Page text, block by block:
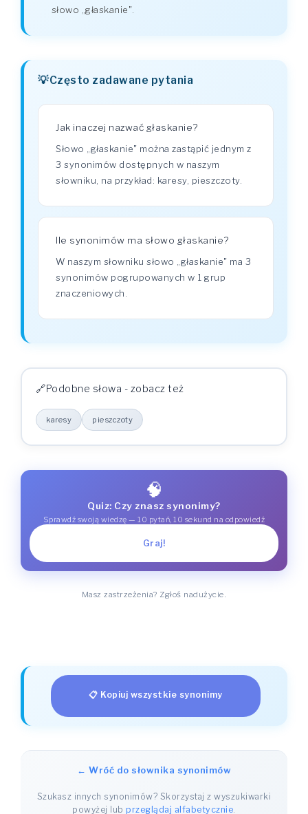
słowo „głaskanie".
Często zadawane pytania
Jak inaczej nazwać głaskanie?
Słowo „głaskanie" można zastąpić jednym z
3 synonimów dostępnych w naszym
słowniku, na przykład: karesy, pieszczoty.
Ile synonimów ma słowo głaskanie?
W naszym słowniku słowo „głaskanie" ma 3
synonimów pogrupowanych w 1 grup
znaczeniowych.
Podobne słowa - zobacz też
karesy pieszczoty
🧠
Quiz: Czy znasz synonimy?
Sprawdź swoją wiedzę — 10 pytań, 10 sekund na odpowiedź
Graj!
Masz zastrzeżenia? Zgłoś nadużycie.
📋 Kopiuj wszystkie synonimy
← Wróć do słownika synonimów
Szukasz innych synonimów? Skorzystaj z wyszukiwarki
powyżej lubprzeglądaj alfabetycznie